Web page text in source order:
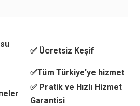
✅ Ücretsiz Keşif
✅Tüm Türkiye'ye hizmet
✅ Pratik ve Hızlı Hizmet
Garantisi